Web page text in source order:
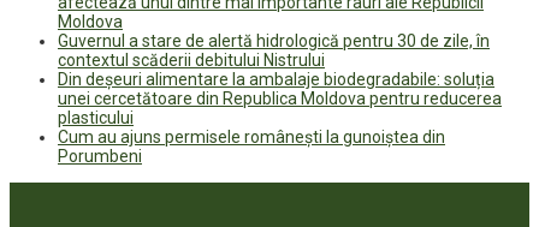
Moldova
Guvernul a stare de alertă hidrologică pentru 30 de zile, în
contextul scăderii debitului Nistrului
Din deșeuri alimentare la ambalaje biodegradabile: soluția
unei cercetătoare din Republica Moldova pentru reducerea
plasticului
Cum au ajuns permisele românești la gunoiștea din
Porumbeni